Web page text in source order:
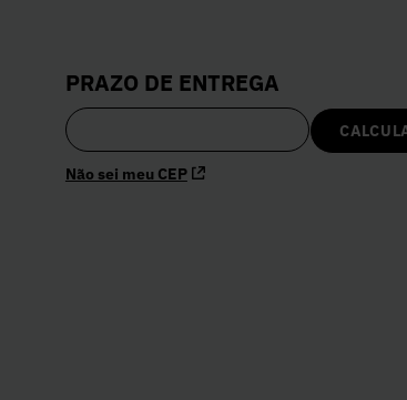
PRAZO DE ENTREGA
Não sei meu CEP